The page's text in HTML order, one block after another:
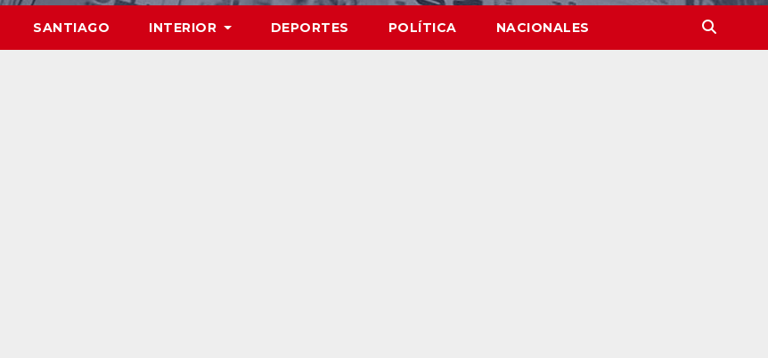
SANTIAGO INTERIOR DEPORTES POLÍTICA NACIONALES